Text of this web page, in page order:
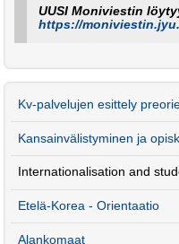
UUSI Moniviestin
https://
Kv-palvelujen esittely
Kansainvälistyminen ja
Internationalisation and
Etelä-Korea - Orientaatio
Alankomaat